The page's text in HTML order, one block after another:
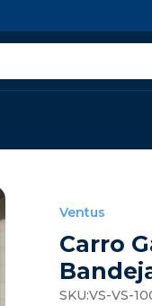
Ventus
Carro
VS-VS-